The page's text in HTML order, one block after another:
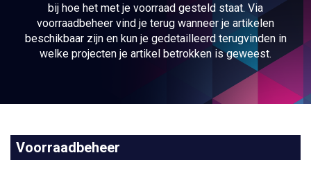
bij hoe het met je voorraad gesteld staat. Via
voorraadbeheer vind je terug wanneer je artikelen
beschikbaar zijn en kun je gedetailleerd terugvinden in
welke projecten je artikel betrokken is geweest.
Voorraadbeheer